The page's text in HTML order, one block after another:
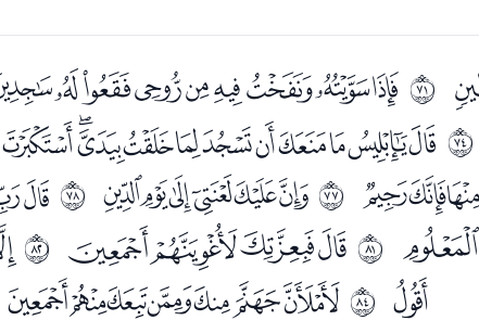
ﱆ
ﱉ
ﱌﯽﯾﯿﰀﰁﰂ ﱍ
ﱐ ﰕﰖﰗﰘ ﱑ
ﭔ ﱓﭖﭗﭘﭙﭚﭛﭜ